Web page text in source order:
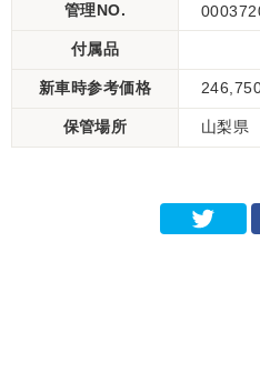
管理NO.
付属品
新車時参考価格
保管場所 山梨県